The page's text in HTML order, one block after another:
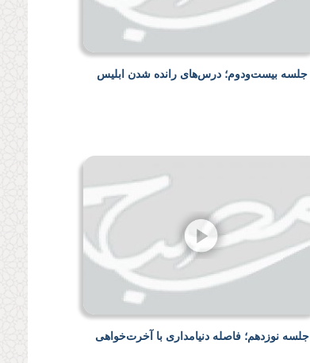
جلسه بیست‌ودوم؛ درس‌های رانده شدن ابلیس
جلسه نوزدهم؛ فاصله دنیامداری با آخرت‌خواهی